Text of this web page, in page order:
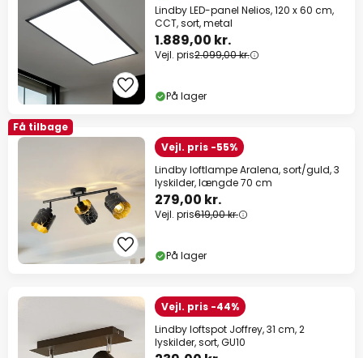
Lindby LED-panel Nelios, 120 x 60 cm,
CCT, sort, metal
1.889,00 kr.
Vejl. pris2.099,00 kr.
På lager
Få tilbage
Vejl. pris -55%
Lindby loftlampe Aralena, sort/guld, 3
lyskilder, længde 70 cm
279,00 kr.
Vejl. pris619,00 kr.
På lager
Vejl. pris -44%
Lindby loftspot Joffrey, 31 cm, 2
lyskilder, sort, GU10